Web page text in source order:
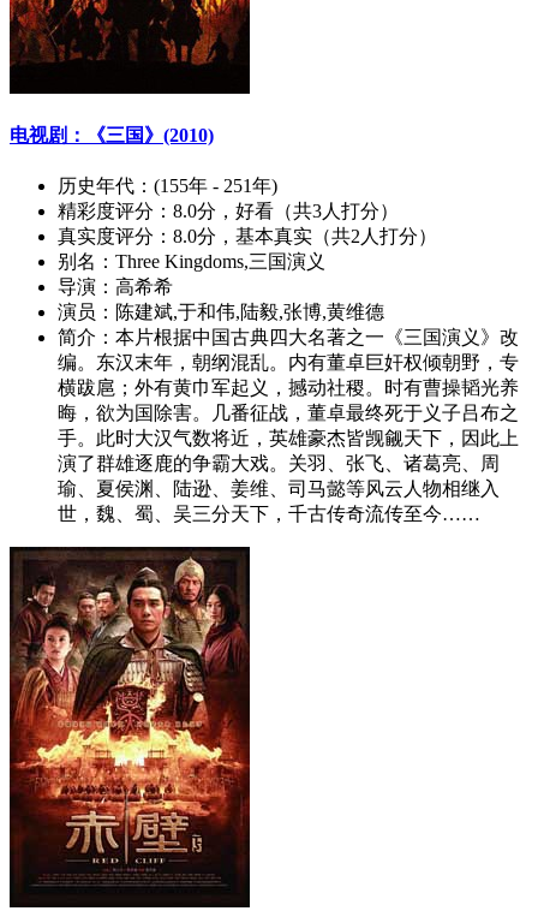
电视剧：《三国》(2010)
历史年代： (155年 - 251年)
精彩度评分： 8.0分，好看（共3人打分）
真实度评分： 8.0分，基本真实（共2人打分）
别名： Three Kingdoms,三国演义
导演： 高希希
演员： 陈建斌,于和伟,陆毅,张博,黄维德
简介： 本片根据中国古典四大名著之一《三国演义》改
编。东汉末年，朝纲混乱。内有董卓巨奸权倾朝野，专
横跋扈；外有黄巾军起义，撼动社稷。时有曹操韬光养
晦，欲为国除害。几番征战，董卓最终死于义子吕布之
手。此时大汉气数将近，英雄豪杰皆觊觎天下，因此上
演了群雄逐鹿的争霸大戏。关羽、张飞、诸葛亮、周
瑜、夏侯渊、陆逊、姜维、司马懿等风云人物相继入
世，魏、蜀、吴三分天下，千古传奇流传至今……